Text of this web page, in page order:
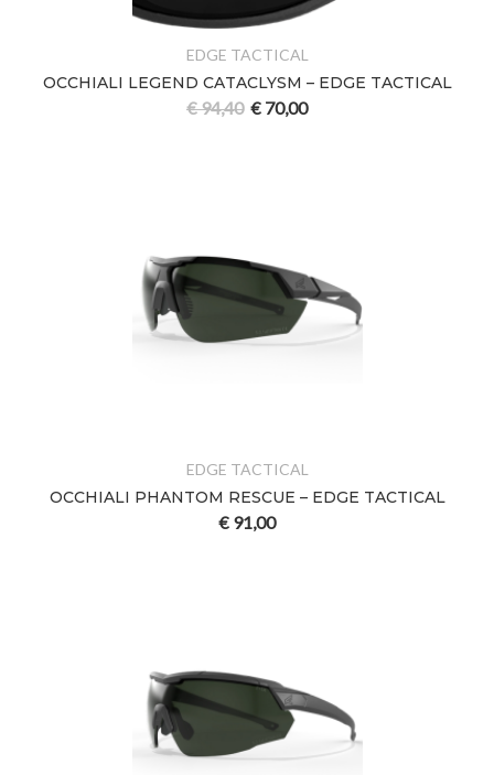
EDGE TACTICAL
OCCHIALI LEGEND CATACLYSM – EDGE TACTICAL
€94,40 € 70,00
EDGE TACTICAL
OCCHIALI PHANTOM RESCUE – EDGE TACTICAL
€ 91,00